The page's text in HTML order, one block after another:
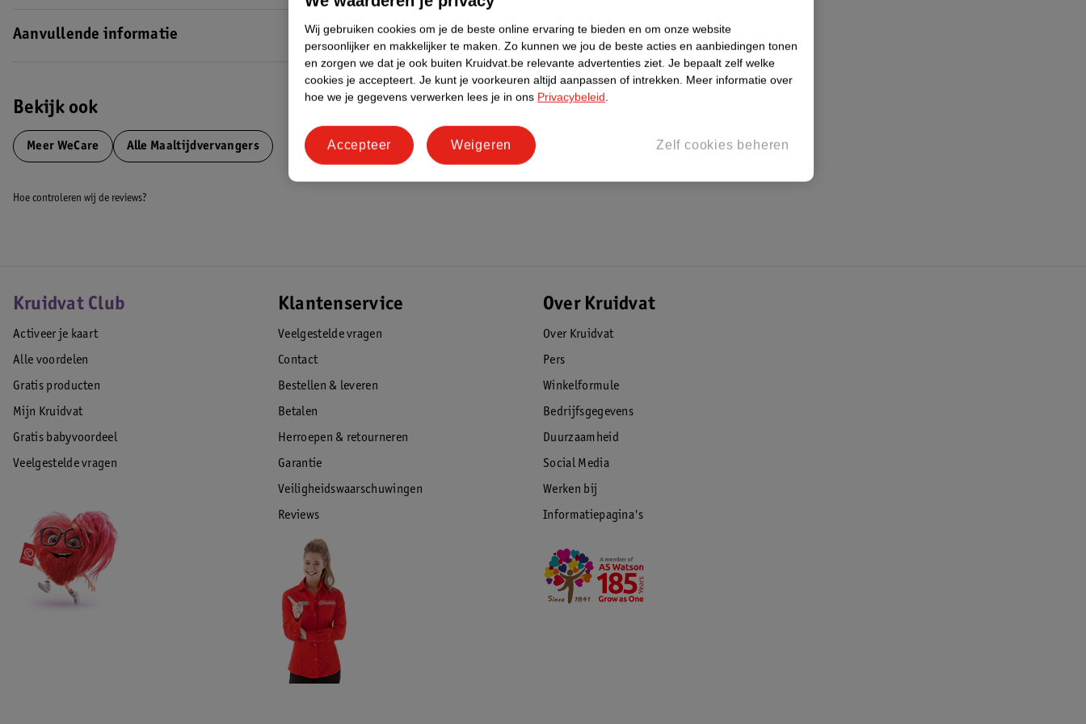
Aanvullende informatie
Bekijk ook
Meer WeCare Alle Maaltijdvervangers
Hoe controleren wij de reviews?
Kruidvat Club
Activeer je kaart
Alle voordelen
Gratis producten
Mijn Kruidvat
Gratis babyvoordeel
Veelgestelde vragen
Klantenservice
Veelgestelde vragen
Contact
Bestellen & leveren
Betalen
Herroepen & retourneren
Garantie
Veiligheidswaarschuwingen
Reviews
Over Kruidvat
Over Kruidvat
Pers
Winkelformule
Bedrijfsgegevens
Duurzaamheid
Social Media
Werken bij
Informatiepagina's
Wij gebruiken cookies om je de beste online ervaring te bieden en om onze website
persoonlijker en makkelijker te maken. Zo kunnen we jou de beste acties en aanbiedingen tonen
en zorgen we dat je ook buiten Kruidvat.be relevante advertenties ziet. Je bepaalt zelf welke
cookies je accepteert. Je kunt je voorkeuren altijd aanpassen of intrekken. Meer informatie over
hoe we je gegevens verwerken lees je in ons Privacybeleid.
Zelf cookies beheren
Weigeren
Accepteer